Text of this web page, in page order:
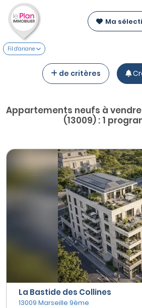
Ma
Fil d'ariane
de critères
Appartements neufs à
(13009) : 1
La Bastide des Collines
13009 Marseille 9ème